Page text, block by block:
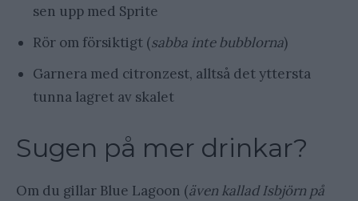
sen upp med Sprite
Rör om försiktigt (sabba inte bubblorna)
Garnera med citronzest, alltså det yttersta
tunna lagret av skalet
Sugen på mer drinkar?
Om du gillar Blue Lagoon (även kallad Isbjörn på